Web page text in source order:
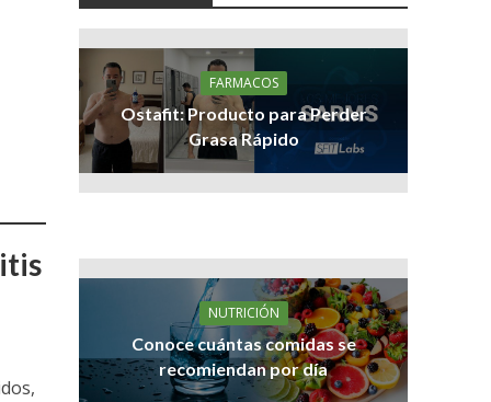
FARMACOS
Ostafit: Producto para Perder
Grasa Rápido
NUTRICIÓN
Conoce cuántas comidas se
recomiendan por día